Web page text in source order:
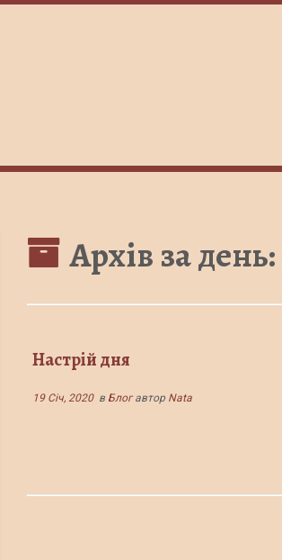
Архів за день:
Настрій дня
19 Січ, 2020в Блогавтор Nata